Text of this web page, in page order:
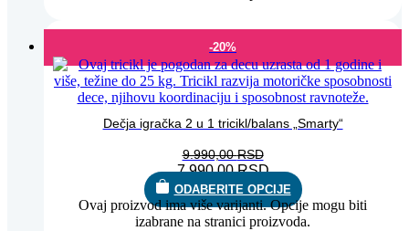
-20%
Dečja igračka 2 u 1 tricikl/balans „Smarty“
9.990,00RSD
7.990,00RSD
ODABERITE OPCIJE
Ovaj proizvod ima više varijanti. Opcije mogu biti
izabrane na stranici proizvoda.